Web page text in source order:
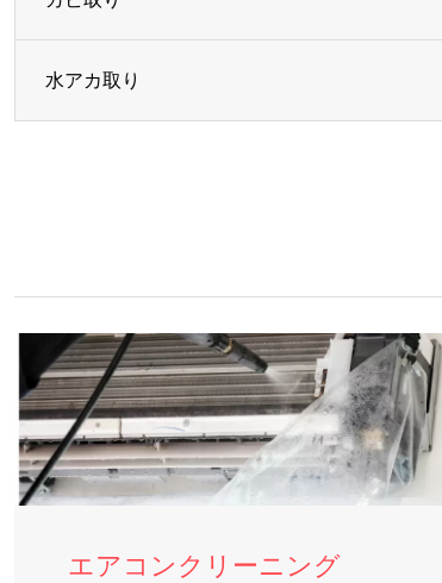
水アカ取り
エアコンクリーニング